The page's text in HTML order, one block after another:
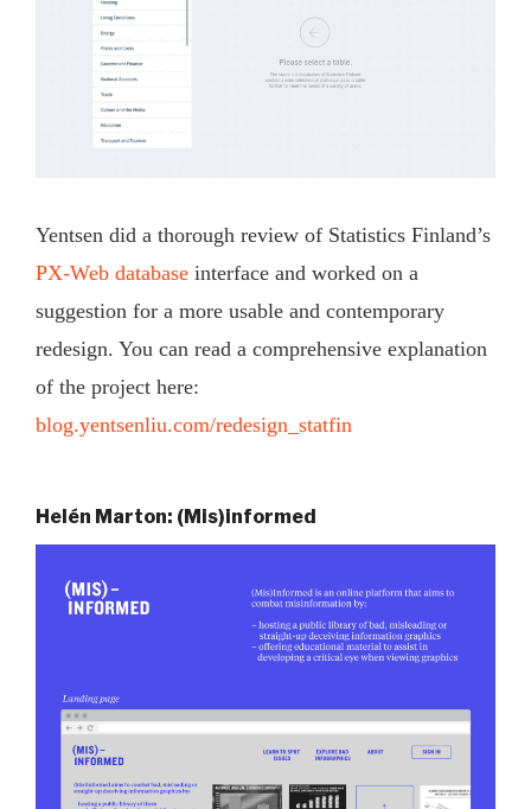
Yentsen did a thorough review of Statistics Finland’s
PX-Web database interface and worked on a
suggestion for a more usable and contemporary
redesign. You can read a comprehensive explanation
of the project here:
blog.yentsenliu.com/redesign_statfin
Helén Marton: (Mis)informed